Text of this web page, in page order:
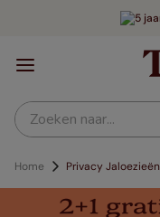
Zoeken naar...
Home Privacy Jaloezieën